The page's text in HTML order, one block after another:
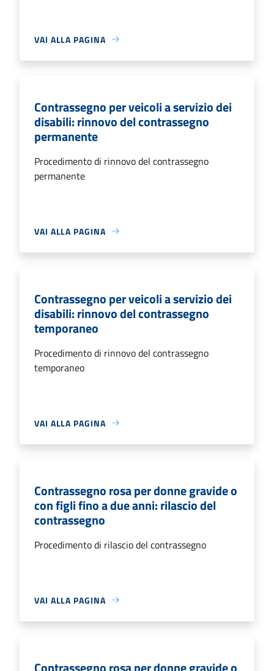
VAI ALLA PAGINA
Contrassegno per veicoli a servizio dei
disabili: rinnovo del contrassegno
permanente
Procedimento di rinnovo del contrassegno
permanente
VAI ALLA PAGINA
Contrassegno per veicoli a servizio dei
disabili: rinnovo del contrassegno
temporaneo
Procedimento di rinnovo del contrassegno
temporaneo
VAI ALLA PAGINA
Contrassegno rosa per donne gravide o
con figli fino a due anni: rilascio del
contrassegno
Procedimento di rilascio del contrassegno
VAI ALLA PAGINA